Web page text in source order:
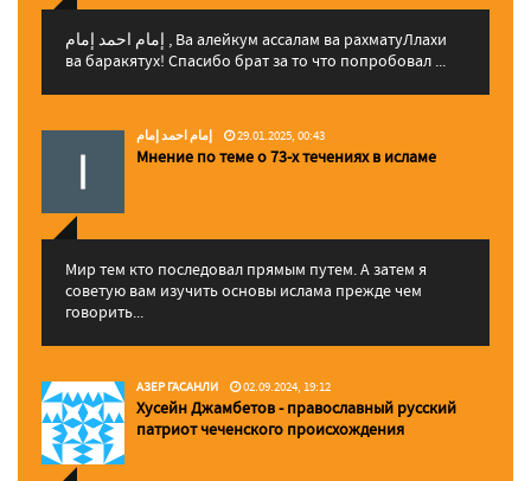
إمام احمد إمام , Ва алейкум ассалам ва рахматуЛлахи
ва баракятух! Спасибо брат за то что попробовал ...
إمام احمد إمام 29.01.2025, 00:43
Мнение по теме о 73-х течениях в исламе
Мир тем кто последовал прямым путем. А затем я
советую вам изучить основы ислама прежде чем
говорить...
АЗЕР ГАСАНЛИ 02.09.2024, 19:12
Хусейн Джамбетов - православный русский
патриот чеченского происхождения